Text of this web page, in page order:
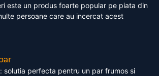
este un produs foarte popular pe piata din
persoane care au incercat acest
solutia perfecta pentru un par frumos si